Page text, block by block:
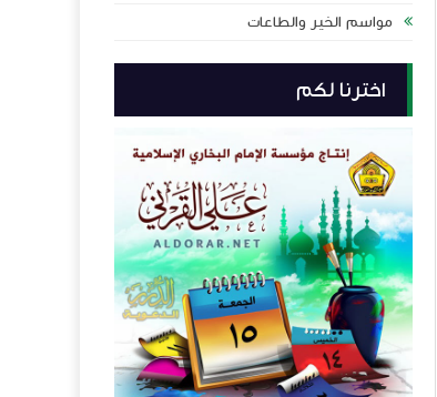
مواسم الخير والطاعات
اخترنا لكم